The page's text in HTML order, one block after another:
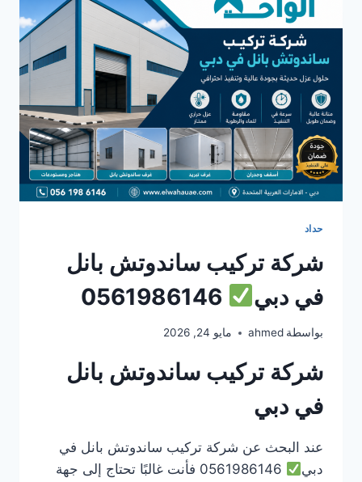
حداد
شركة تركيب ساندوتش بانل
في دبي
بواسطة ahmed مايو 24, 2026
شركة تركيب ساندوتش بانل
في دبي
عند البحث عن شركة تركيب ساندوتش بانل في
دبي
0561986146 فأنت غالبًا تحتاج إلى جهة